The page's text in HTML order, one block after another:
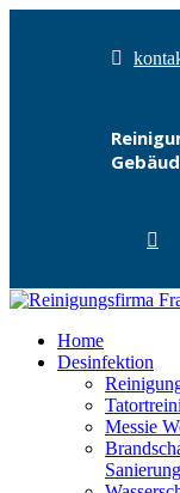
Home
Desinfektion
Messie
Sanierung